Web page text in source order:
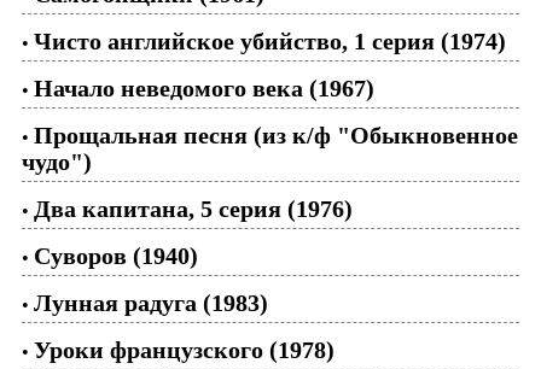
• Чисто английское убийство, 1 серия (1974)
• Начало неведомого века (1967)
• Прощальная песня (из к/ф "Обыкновенное
чудо")
• Два капитана, 5 серия (1976)
• Суворов (1940)
• Лунная радуга (1983)
• Уроки французского (1978)